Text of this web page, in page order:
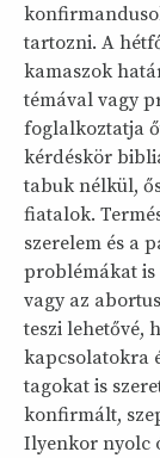
tartozni. A
kamaszok
témával vagy
foglalkoztatja
kérdéskör
tabuk nélkül,
fiatalok.
szerelem és a
problémákat is
vagy az
teszi lehetővé,
kapcsolatokra
tagokat is
konfirmált,
Ilyenkor nyolc